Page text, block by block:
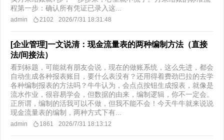
程第一步：确认所有凭证已录入这...
admin 2102 2026/7/31 18:31:48
[企业管理]一文说清：现金流量表的两种编制方法（直接
法/间接法）
看到标题，可能就有朋友会说，现在的做账系统，这么先进，都会
自动生成各种报表账目，要什么表没有？还用得着费劲巴拉的去学
各种编制报表的方法吗？牛牛认为，会点点按钮生成报表，就像是
流水作业，很容易学会，但数据的由来，编制逻辑，你不一定会。
正所谓，编制的活我可以不做，但我不能不会！今天牛牛就来说说
现金流量表的编制，两种方式下有...
admin 1861 2026/7/31 18:13:12